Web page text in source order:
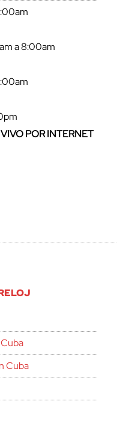
a 8:00am
POR INTERNET
Cuba